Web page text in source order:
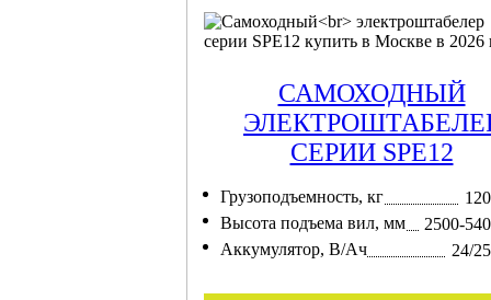
САМОХОДНЫЙ
СЕРИИ SPE12
Грузоподъемность, кг
Высота подъема вил, мм
2500-
Аккумулятор, В/Ач
24/